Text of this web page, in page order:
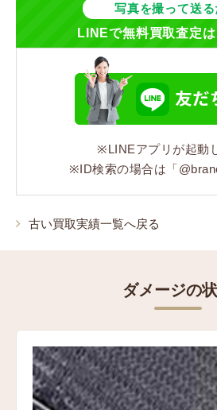
シリーズ
ニュートラベルライン
素材
横：約33.5㎝
マチ：約11㎝
コンディション
写真を撮って送る
LINEで無料買取査定
※LINEアプリが起動
※ID検索の場合は「
古い買取実績一覧へ戻る
ダメージの